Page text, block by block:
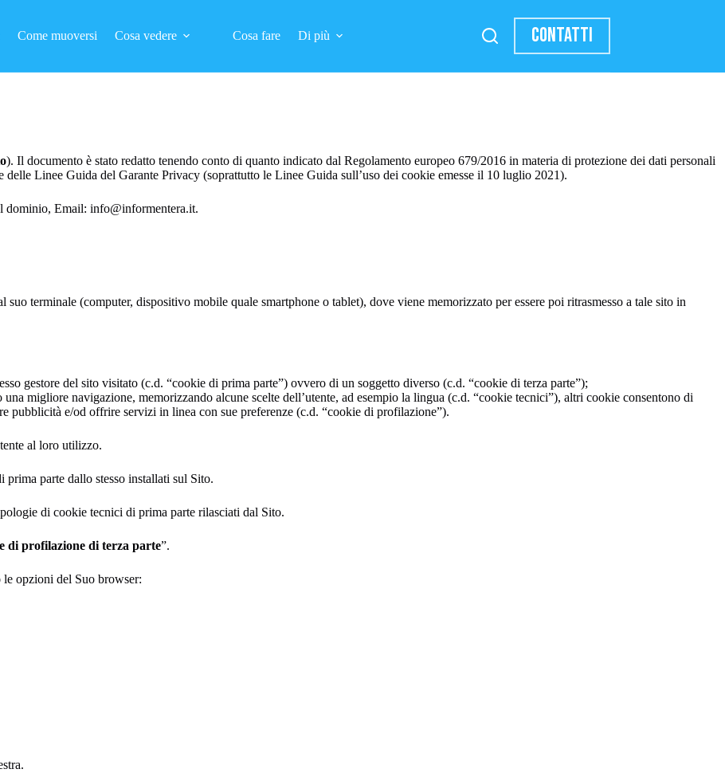
Come muoversi Cosa vedere Cosa fare Di più CONTATTI
). Il documento è stato redatto tenendo conto di quanto indicato dal Regolamento europeo 679/2016 in materia di protezione dei dati personali
Linee Guida del Garante Privacy (soprattutto le Linee Guida sull’uso dei cookie emesse il 10 luglio 2021).
dominio, Email: info@informentera.it.
terminale (computer, dispositivo mobile quale smartphone o tablet), dove viene memorizzato per essere poi ritrasmesso a tale sito in
gestore del sito visitato (c.d. “cookie di prima parte”) ovvero di un soggetto diverso (c.d. “cookie di terza parte”);
migliore navigazione, memorizzando alcune scelte dell’utente, ad esempio la lingua (c.d. “cookie tecnici”), altri cookie consentono di
pubblicità e/od offrire servizi in linea con sue preferenze (c.d. “cookie di profilazione”).
al loro utilizzo.
parte dallo stesso installati sul Sito.
di cookie tecnici di prima parte rilasciati dal Sito.
di profilazione di terza parte”.
opzioni del Suo browser: